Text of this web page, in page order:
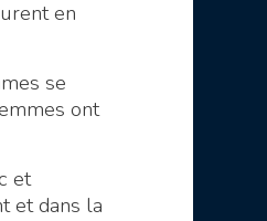
en
se
ont
et
et dans la